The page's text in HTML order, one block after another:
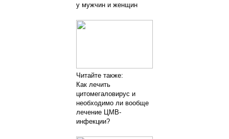
у мужчин и женщин
Читайте также:
Как лечить
цитомегаловирус и
необходимо ли вообще
лечение ЦМВ-
инфекции?